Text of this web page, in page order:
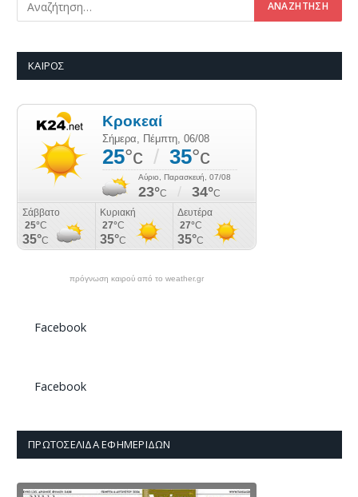
ΚΑΙΡΌΣ
πρόγνωση καιρού από το weather.gr
Facebook
Facebook
ΠΡΩΤΟΣΈΛΙΔΑ ΕΦΗΜΕΡΊΔΩΝ